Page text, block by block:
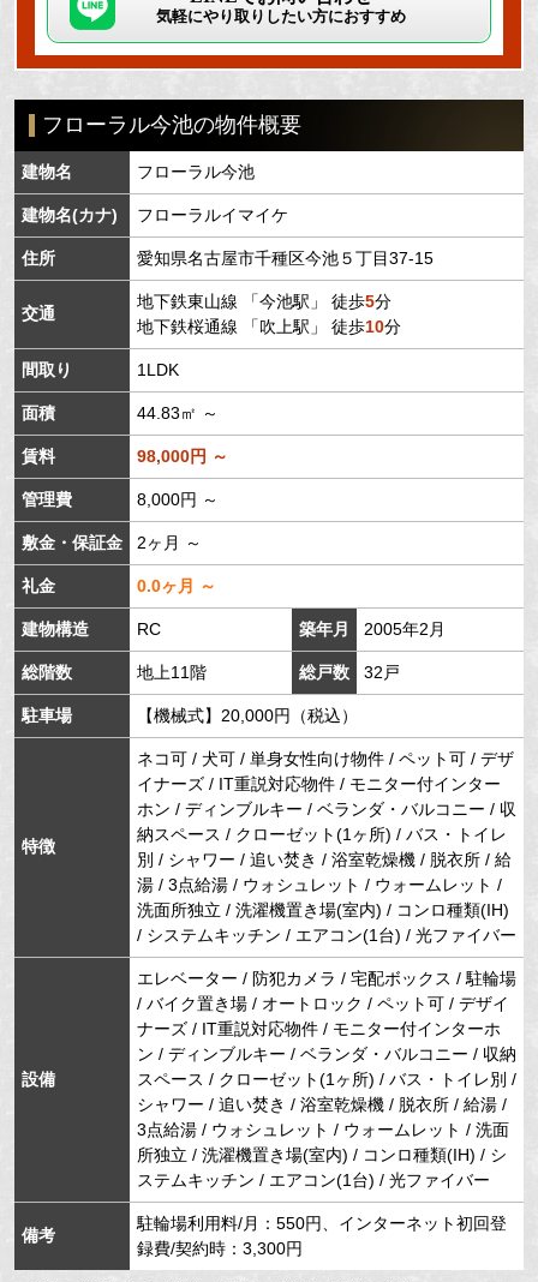
気軽にやり取りしたい方におすすめ
フローラル今池の物件概要
建物名 フローラル今池
建物名(カナ) フローラルイマイケ
住所 愛知県名古屋市千種区今池５丁目37-15
交通
地下鉄東山線 「今池駅 」 徒歩5分
地下鉄桜通線 「吹上駅 」 徒歩10分
間取り 1LDK
面積 44.83㎡ ～
賃料 98,000円 ～
管理費 8,000円 ～
敷金・保証金 2ヶ月 ～
礼金 0.0ヶ月 ～
建物構造 RC 築年月 2005年2月
総階数 地上11階 総戸数 32戸
駐車場 【機械式】20,000円（税込）
特徴
ネコ可 / 犬可 / 単身女性向け物件 / ペット可 / デザ
イナーズ / IT重説対応物件 / モニター付インター
ホン / ディンブルキー / ベランダ・バルコニー / 収
納スペース / クローゼット(1ヶ所) / バス・トイレ
別 / シャワー / 追い焚き / 浴室乾燥機 / 脱衣所 / 給
湯 / 3点給湯 / ウォシュレット / ウォームレット /
洗面所独立 / 洗濯機置き場(室内) / コンロ種類(IH)
/ システムキッチン / エアコン(1台) / 光ファイバー
設備
エレベーター / 防犯カメラ / 宅配ボックス / 駐輪場
/ バイク置き場 / オートロック / ペット可 / デザイ
ナーズ / IT重説対応物件 / モニター付インターホ
ン / ディンブルキー / ベランダ・バルコニー / 収納
スペース / クローゼット(1ヶ所) / バス・トイレ別 /
シャワー / 追い焚き / 浴室乾燥機 / 脱衣所 / 給湯 /
3点給湯 / ウォシュレット / ウォームレット / 洗面
所独立 / 洗濯機置き場(室内) / コンロ種類(IH) / シ
ステムキッチン / エアコン(1台) / 光ファイバー
備考
駐輪場利用料/月：550円、インターネット初回登
録費/契約時：3,300円